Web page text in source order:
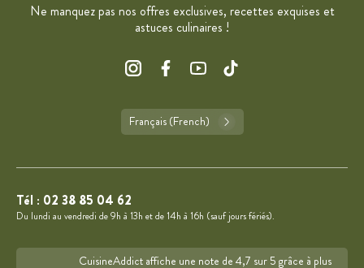
Ne manquez pas nos offres exclusives, recettes exquises et
astuces culinaires !
Français (French)
Tél : 02 38 85 04 62
Du lundi au vendredi de 9h à 13h et de 14h à 16h (sauf jours fériés).
CuisineAddict affiche une note de 4,7 sur 5 grâce à plus